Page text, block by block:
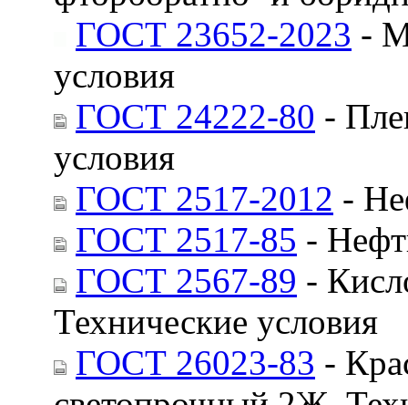
ГОСТ 23652-2023 -
условия
ГОСТ 24222-80 -
условия
ГОСТ 2517-2012 -
ГОСТ 2517-85 -
ГОСТ 2567-89 -
Технические условия
ГОСТ 26023-83 -